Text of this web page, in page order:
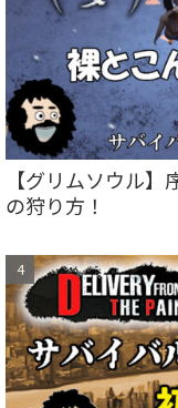
【グリムソウル
の狩り方！